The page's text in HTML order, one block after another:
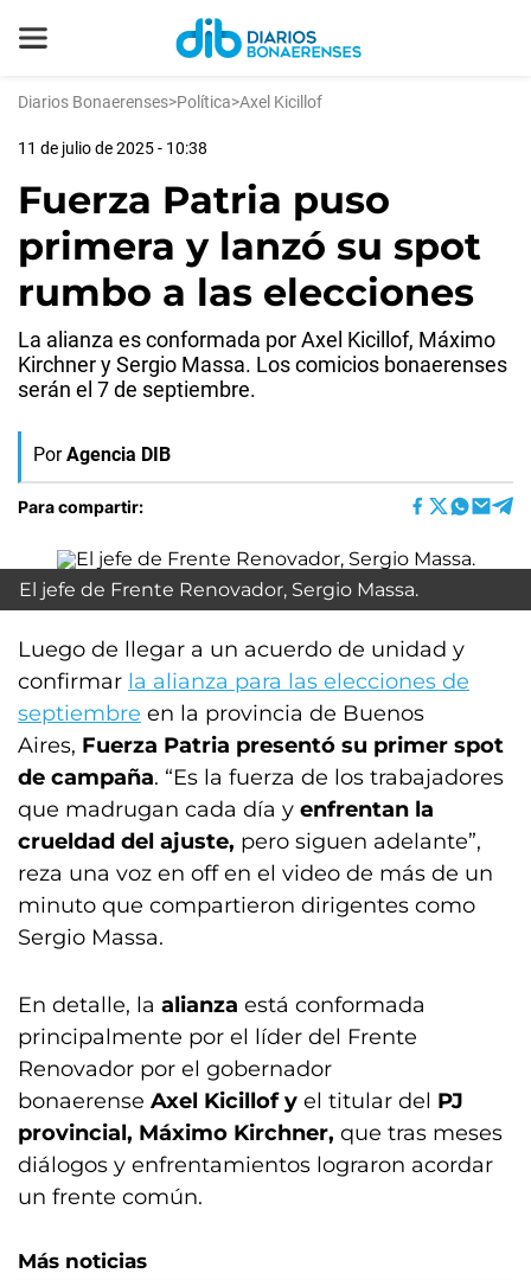
Diarios Bonaerenses>Política>Axel Kicillof
11 de julio de 2025 - 10:38
Fuerza Patria puso
primera y lanzó su spot
rumbo a las elecciones
La alianza es conformada por Axel Kicillof, Máximo
Kirchner y Sergio Massa. Los comicios bonaerenses
serán el 7 de septiembre.
Por Agencia DIB
Para compartir:
El jefe de Frente Renovador, Sergio Massa.
Luego de llegar a un acuerdo de unidad y
confirmar la alianza para las elecciones de
septiembre en la provincia de Buenos
Aires, Fuerza Patria presentó su primer spot
de campaña. “Es la fuerza de los trabajadores
que madrugan cada día y enfrentan la
crueldad del ajuste, pero siguen adelante”,
reza una voz en off en el video de más de un
minuto que compartieron dirigentes como
Sergio Massa.
En detalle, la alianza está conformada
principalmente por el líder del Frente
Renovador por el gobernador
bonaerense Axel Kicillof y el titular del PJ
provincial, Máximo Kirchner, que tras meses
diálogos y enfrentamientos lograron acordar
un frente común.
Más noticias